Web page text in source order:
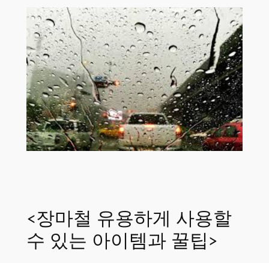
<장마철 유용하게 사용할
수 있는 아이템과 꿀팁>